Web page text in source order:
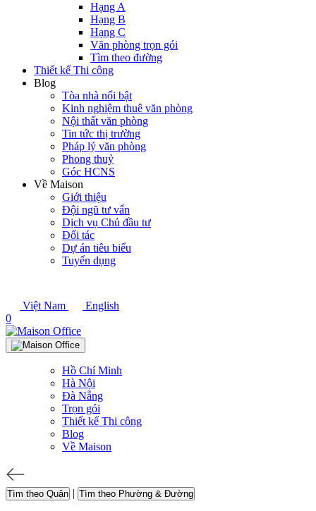
Hạng A
Hạng B
Hạng C
Văn phòng trọn gói
Tìm theo đường
Thiết kế Thi công
Blog
Tòa nhà nổi bật
Kinh nghiệm thuê văn phòng
Nội thất văn phòng
Tin tức thị trường
Pháp lý văn phòng
Phong thuỷ
Góc HCNS
Về Maison
Giới thiệu
Đội ngũ tư vấn
Dịch vụ Chủ đầu tư
Đối tác
Dự án tiêu biểu
Tuyển dụng
Việt Nam
English
0
Hồ Chí Minh
Hà Nội
Đà Nẵng
Trọn gói
Thiết kế Thi công
Blog
Về Maison
Tìm theo Quận | Tìm theo Phường & Đường